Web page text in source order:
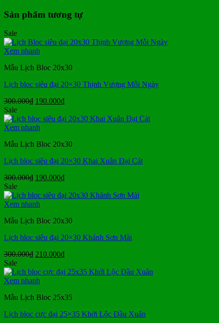
Sản phẩm tương tự
Sale
Xem nhanh
Mẫu Lịch Bloc 20x30
Lịch bloc siêu đại 20×30 Thịnh Vượng Mỗi Ngày
300.000₫ Giá
là:
300.000₫.
190.000₫Giá
tại
Sale
Xem nhanh
Mẫu Lịch Bloc 20x30
Lịch bloc siêu đại 20×30 Khai Xuân Đại Cát
300.000₫ Giá
là:
300.000₫.
190.000₫Giá
tại
Sale
Xem nhanh
Mẫu Lịch Bloc 20x30
Lịch bloc siêu đại 20×30 Khánh Sơn Mài
300.000₫ Giá
là:
300.000₫.
210.000₫Giá
tại
Sale
Xem nhanh
Mẫu Lịch Bloc 25x35
Lịch bloc cực đại 25×35 Khởi Lộc Đầu Xuân